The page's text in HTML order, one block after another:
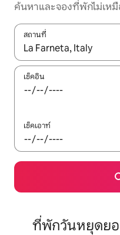
ค้นหาและจองที่พักไม่เหมื
สถานที่
ใช้ลูกศรขึ้นลง หรือใช้การ
เช็คอิน
เช็คเอาท์
ที่พักวันหยุดยอ